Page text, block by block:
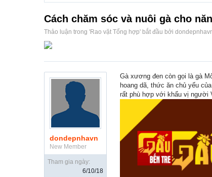
Cách chăm sóc và nuôi gà cho
Thảo luận trong 'Rao vặt Tổng hợp' bắt đầu bởi
dondepnhavn
New Member
Tham gia ngày:
6/10/18
Gà xương đen còn gọi là gà
hoang dã, thức ăn chủ yếu
rất phù hợp với khẩu vị người